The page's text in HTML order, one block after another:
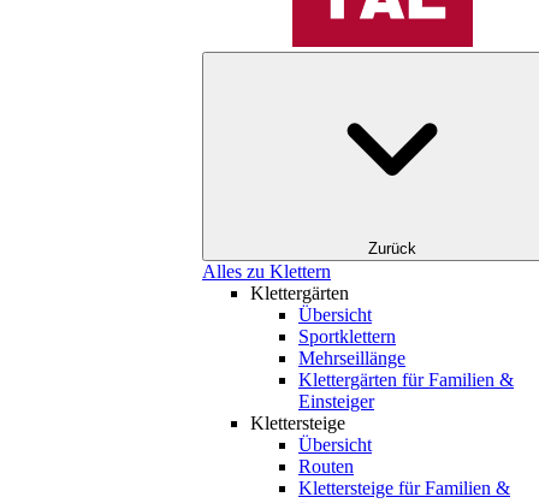
Zurück
Alles zu Klettern
Klettergärten
Übersicht
Sportklettern
Mehrseillänge
Klettergärten für Familien &
Einsteiger
Klettersteige
Übersicht
Routen
Klettersteige für Familien &